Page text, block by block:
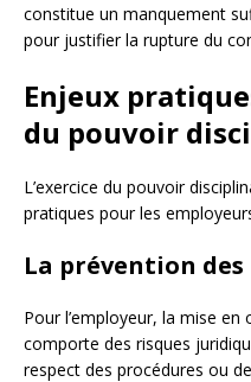
constitue un manquement
pour justifier la rupture du
Enjeux
du pouvoir
L’exercice du pouvoir
pratiques pour les
La prévention
Pour l’employeur, la mise
comporte des risques
respect des procédures ou